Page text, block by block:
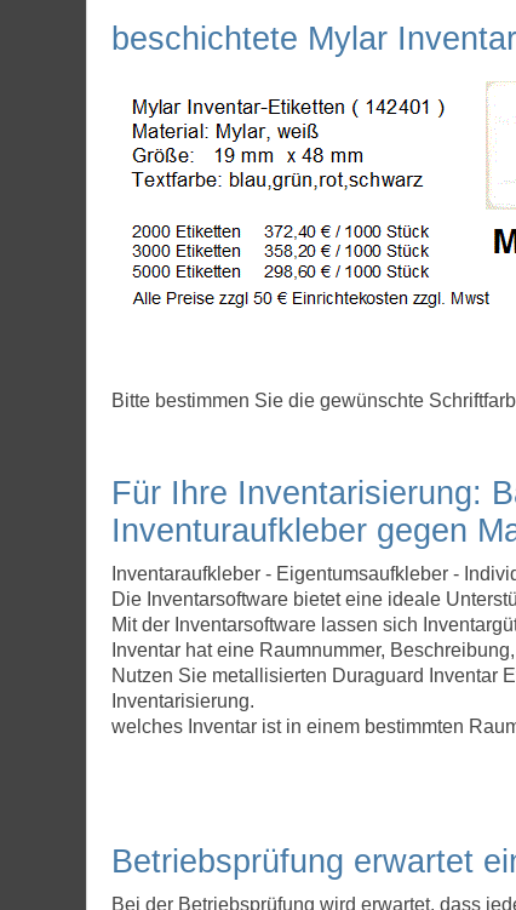
beschichtete Mylar
Bitte bestimmen Sie die gewünschte
Für Ihre Inventarisierung:
Inventuraufkleber gegen
Inventaraufkleber - Eigentumsaufkleber -
Die Inventarsoftware bietet eine ideale
Mit der Inventarsoftware lassen sich
Inventar hat eine Raumnummer,
Nutzen Sie metallisierten Duraguard Inventar
Inventarisierung.
welches Inventar ist in einem bestimmten
Betriebsprüfung erwartet
Bei der Betriebsprüfung wird erwartet, dass